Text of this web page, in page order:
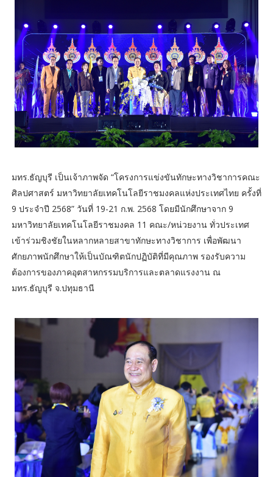
มทร.ธัญบุรี เป็นเจ้าภาพจัด “โครงการแข่งขันทักษะทางวิชาการคณะ
ศิลปศาสตร์ มหาวิทยาลัยเทคโนโลยีราชมงคลแห่งประเทศไทย ครั้งที่
9 ประจำปี 2568” วันที่ 19-21 ก.พ. 2568 โดยมีนักศึกษาจาก 9
มหาวิทยาลัยเทคโนโลยีราชมงคล 11 คณะ/หน่วยงาน ทั่วประเทศ
เข้าร่วมชิงชัยในหลากหลายสาขาทักษะทางวิชาการ เพื่อพัฒนา
ศักยภาพนักศึกษาให้เป็นบัณฑิตนักปฏิบัติที่มีคุณภาพ รองรับความ
ต้องการของภาคอุตสาหกรรมบริการและตลาดแรงงาน ณ
มทร.ธัญบุรี จ.ปทุมธานี